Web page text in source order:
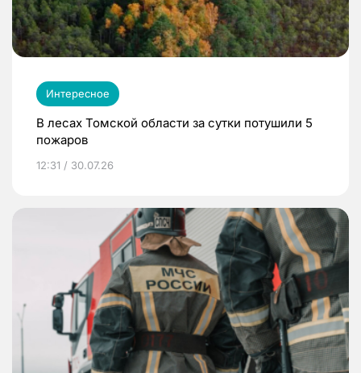
Интересное
В лесах Томской области за сутки потушили 5
пожаров
12:31 / 30.07.26